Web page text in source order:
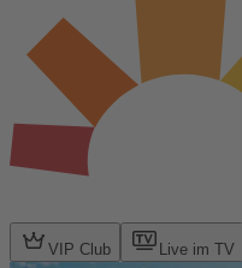
VIP Club Live im TV